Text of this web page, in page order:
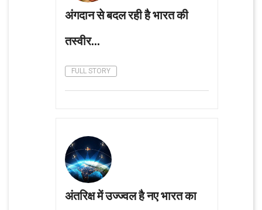
अंगदान से बदल रही है भारत की
तस्वीर...
FULL STORY
अंतरिक्ष में उज्ज्वल है नए भारत का